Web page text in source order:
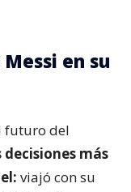
en su
futuro del
más
viajó con su